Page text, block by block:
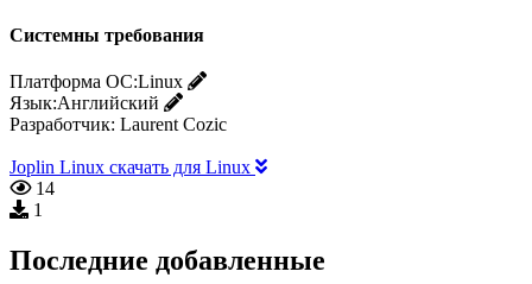
Системны требования
Платформа ОС:Linux
Язык:Английский
Разработчик: Laurent Cozic
Joplin Linux скачать для Linux
14
1
Последние добавленные